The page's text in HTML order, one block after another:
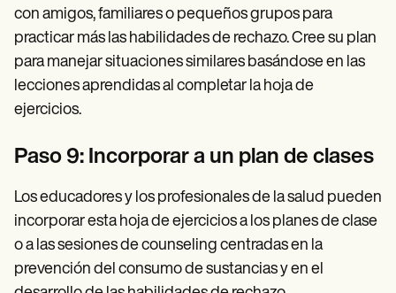
con amigos, familiares o pequeños grupos para
practicar más las habilidades de rechazo. Cree su plan
para manejar situaciones similares basándose en las
lecciones aprendidas al completar la hoja de
ejercicios.
Paso 9: Incorporar a un plan de clases
Los educadores y los profesionales de la salud pueden
incorporar esta hoja de ejercicios a los planes de clase
o a las sesiones de counseling centradas en la
prevención del consumo de sustancias y en el